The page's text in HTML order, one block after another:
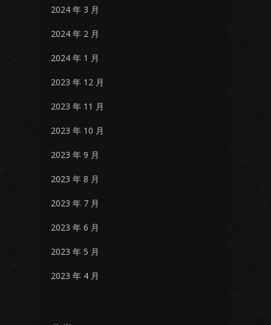
2024 年 3 月
2024 年 2 月
2024 年 1 月
2023 年 12 月
2023 年 11 月
2023 年 10 月
2023 年 9 月
2023 年 8 月
2023 年 7 月
2023 年 6 月
2023 年 5 月
2023 年 4 月